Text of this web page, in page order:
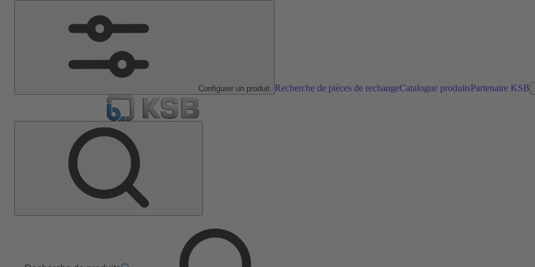
Configurer un produit Recherche de pièces de rechangeCatalogue produitsPartenaire KSB